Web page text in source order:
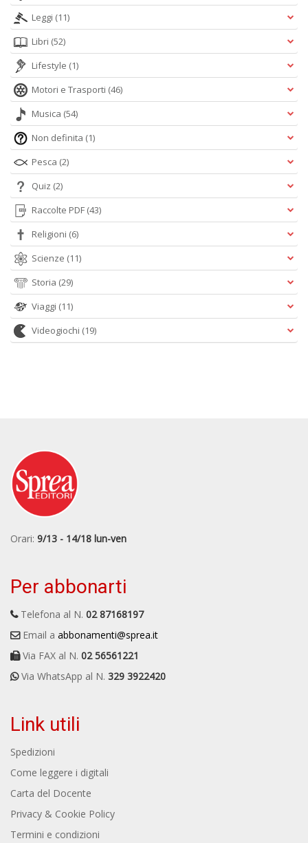
Leggi (11)
Libri (52)
Lifestyle (1)
Motori e Trasporti (46)
Musica (54)
Non definita (1)
Pesca (2)
Quiz (2)
Raccolte PDF (43)
Religioni (6)
Scienze (11)
Storia (29)
Viaggi (11)
Videogiochi (19)
Orari: 9/13 - 14/18 lun-ven
Per abbonarti
Telefona al N. 02 87168197
Email a abbonamenti@sprea.it
Via FAX al N. 02 56561221
Via WhatsApp al N. 329 3922420
Link utili
Spedizioni
Come leggere i digitali
Carta del Docente
Privacy & Cookie Policy
Termini e condizioni